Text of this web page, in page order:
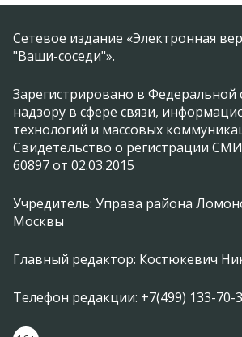
Сетевое издание «Электронная
"Ваши-соседи"».
Зарегистрировано в Федеральной
надзору в сфере связи,
технологий и массовых
Свидетельство о регистрации
60897 от 02.03.2015
Учредитель: Управа района
Москвы
Главный редактор: Костюкевич
Телефон редакции: +7(499) 133-70-